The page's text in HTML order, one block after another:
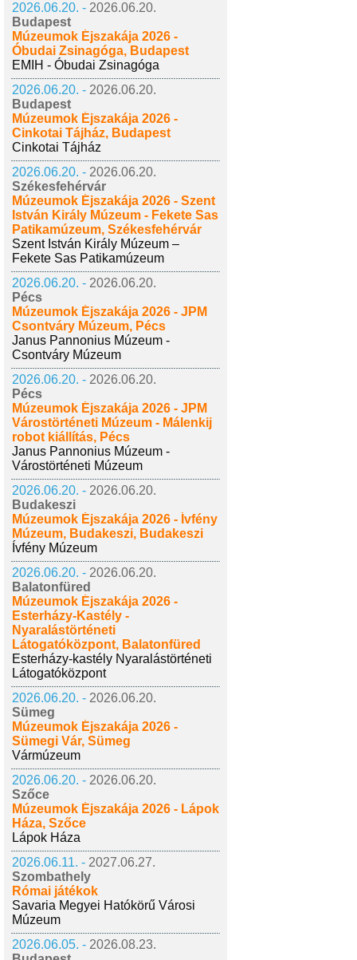
2026.06.20. - 2026.06.20.
Budapest
Múzeumok Éjszakája 2026 -
Óbudai Zsinagóga, Budapest
EMIH - Óbudai Zsinagóga
2026.06.20. - 2026.06.20.
Budapest
Múzeumok Éjszakája 2026 -
Cinkotai Tájház, Budapest
Cinkotai Tájház
2026.06.20. - 2026.06.20.
Székesfehérvár
Múzeumok Éjszakája 2026 - Szent
István Király Múzeum - Fekete Sas
Patikamúzeum, Székesfehérvár
Szent István Király Múzeum –
Fekete Sas Patikamúzeum
2026.06.20. - 2026.06.20.
Pécs
Múzeumok Éjszakája 2026 - JPM
Csontváry Múzeum, Pécs
Janus Pannonius Múzeum -
Csontváry Múzeum
2026.06.20. - 2026.06.20.
Pécs
Múzeumok Éjszakája 2026 - JPM
Várostörténeti Múzeum - Málenkij
robot kiállítás, Pécs
Janus Pannonius Múzeum -
Várostörténeti Múzeum
2026.06.20. - 2026.06.20.
Budakeszi
Múzeumok Éjszakája 2026 - Ívfény
Múzeum, Budakeszi, Budakeszi
Ívfény Múzeum
2026.06.20. - 2026.06.20.
Balatonfüred
Múzeumok Éjszakája 2026 -
Esterházy-Kastély -
Nyaralástörténeti
Látogatóközpont, Balatonfüred
Esterházy-kastély Nyaralástörténeti
Látogatóközpont
2026.06.20. - 2026.06.20.
Sümeg
Múzeumok Éjszakája 2026 -
Sümegi Vár, Sümeg
Vármúzeum
2026.06.20. - 2026.06.20.
Szőce
Múzeumok Éjszakája 2026 - Lápok
Háza, Szőce
Lápok Háza
2026.06.11. - 2027.06.27.
Szombathely
Római játékok
Savaria Megyei Hatókörű Városi
Múzeum
2026.06.05. - 2026.08.23.